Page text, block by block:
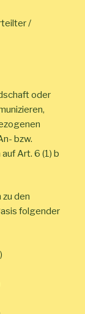
/
oder
bzw.
Art. 6 (1) b
den
folgender